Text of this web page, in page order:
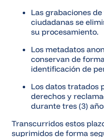
Las grabaciones
ciudadanas se
su procesamiento.
Los metadatos
conservan de
identificación de
Los datos tratados
derechos y
durante tres (3)
Transcurridos estos
suprimidos de forma